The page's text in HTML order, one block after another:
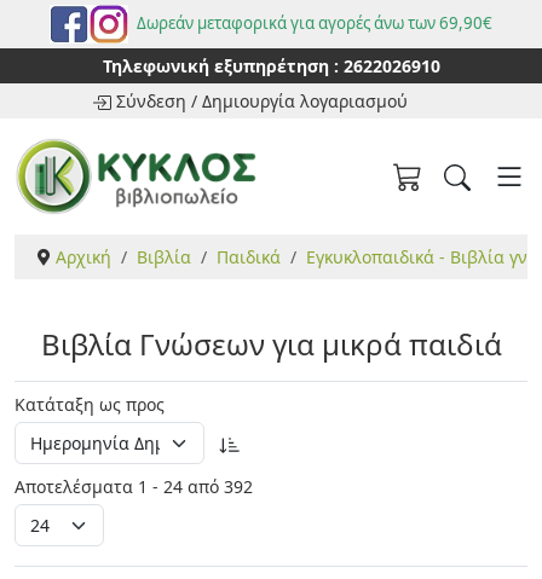
Δωρεάν μεταφορικά για αγορές άνω των 69,90€
Τηλεφωνική εξυπηρέτηση : 2622026910
Σύνδεση / Δημιουργία λογαριασμού
Αρχική Βιβλία Παιδικά Εγκυκλοπαιδικά - Βιβλία
Βιβλία Γνώσεων για μικρά παιδιά
Κατάταξη ως προς
Αποτελέσματα 1 - 24 από 392